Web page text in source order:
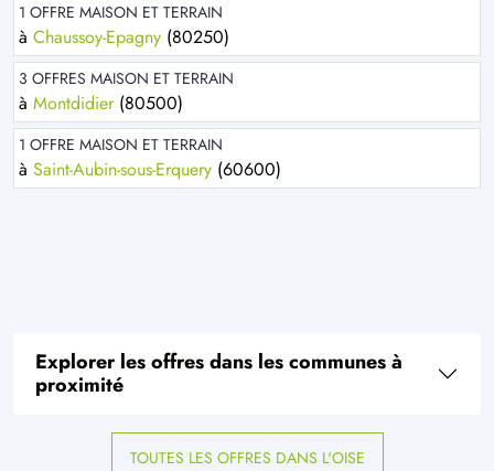
1 OFFRE MAISON ET TERRAIN
à Chaussoy-Epagny (80250)
3 OFFRES MAISON ET TERRAIN
à Montdidier(80500)
1 OFFRE MAISON ET TERRAIN
à Saint-Aubin-sous-Erquery (60600)
Explorer les offres dans les communes à
proximité
TOUTES LES OFFRES DANS L'OISE